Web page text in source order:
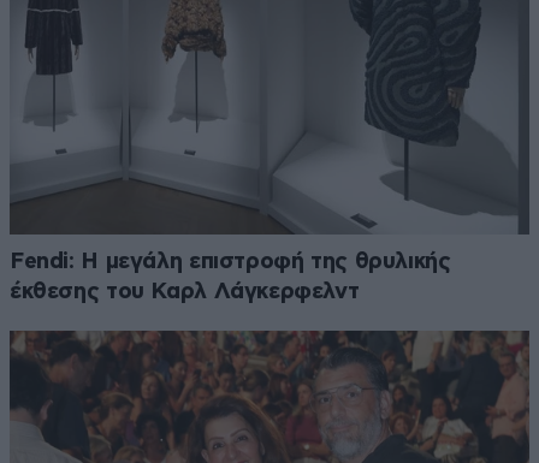
Fendi: Η μεγάλη επιστροφή της θρυλικής
έκθεσης του Καρλ Λάγκερφελντ